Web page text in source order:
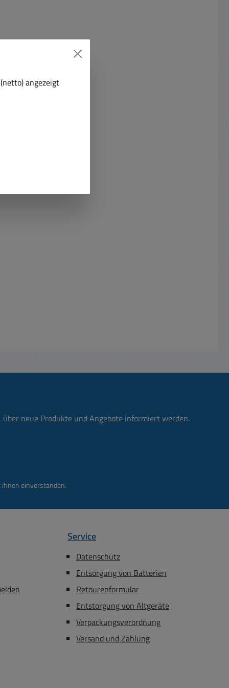
neue Produkte und Angebote informiert werden.
einverstanden.
Service
Datenschutz
Entsorgung von Batterien
Retourenformular
Entstorgung von Altgeräte
Verpackungsverordnung
Versand und Zahlung
angezeigt